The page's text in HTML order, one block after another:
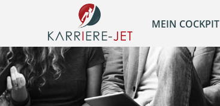
MEIN COCKPIT